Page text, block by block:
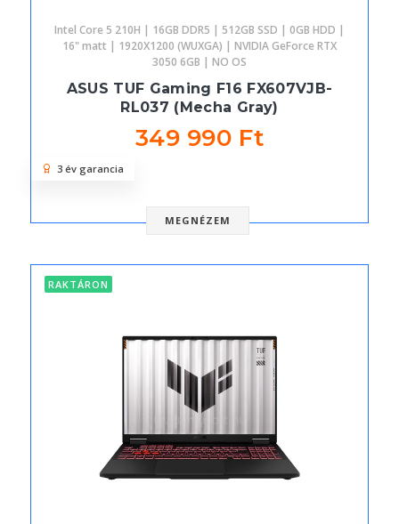
Intel Core 5 210H | 16GB DDR5 | 512GB SSD | 0GB HDD |
16" matt | 1920X1200 (WUXGA) | NVIDIA GeForce RTX
3050 6GB | NO OS
ASUS TUF Gaming F16 FX607VJB-
RL037 (Mecha Gray)
349 990 Ft
MEGNÉZEM
3 év garancia
RAKTÁRON